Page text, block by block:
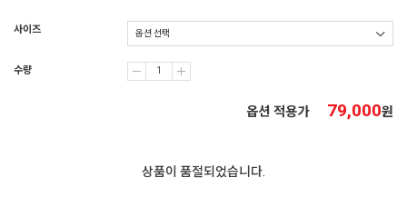
사이즈
수량
옵션 적용가 79,000원
상품이 품절되었습니다.